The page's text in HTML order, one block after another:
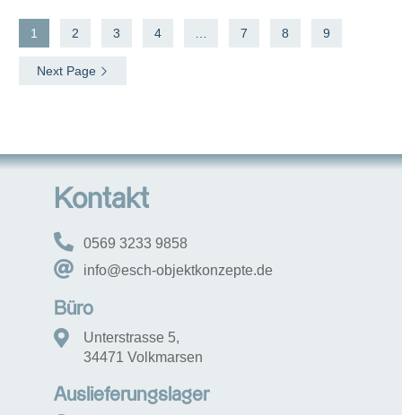
1 2 3 4 … 7 8 9
Next Page
Kontakt
0569 3233 9858
info@esch-objektkonzepte.de
Büro
Unterstrasse 5,
34471 Volkmarsen
Auslieferungslager